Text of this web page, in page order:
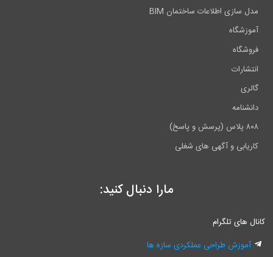
مدل سازی اطلاعات ساختمان BIM
آموزشگاه
فروشگاه
انتشارات
گالری
دانشنامه
۸۰۸ پلاس (پرسش و پاسخ)
کاریابی و آگهی های شغلی
مارا دنبال کنید:
کانال های تلگرام
آموزش طراحی عملکردی سازه ها